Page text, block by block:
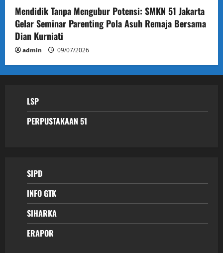
Mendidik Tanpa Mengubur Potensi: SMKN 51 Jakarta
Gelar Seminar Parenting Pola Asuh Remaja Bersama
Dian Kurniati
admin 09/07/2026
LSP
PERPUSTAKAAN 51
SIPD
INFO GTK
SIHARKA
ERAPOR